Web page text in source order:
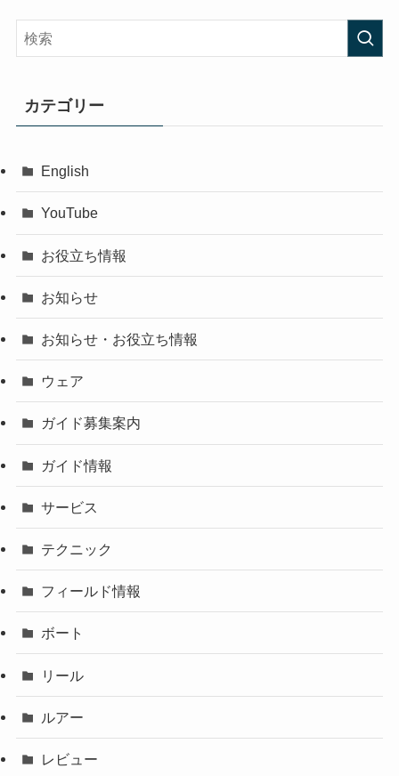
カテゴリー
English
YouTube
お役立ち情報
お知らせ
お知らせ・お役立ち情報
ウェア
ガイド募集案内
ガイド情報
サービス
テクニック
フィールド情報
ボート
リール
ルアー
レビュー